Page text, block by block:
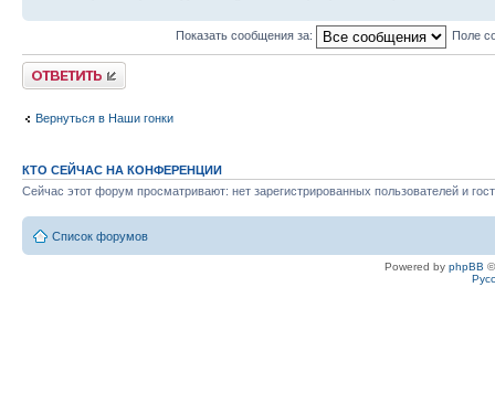
Показать сообщения за: Поле
Ответить
Вернуться в Наши гонки
КТО СЕЙЧАС НА КОНФЕРЕНЦИИ
Сейчас этот форум просматривают: нет зарегистрированных пользователей и
Список форумов
Powered by phpBB